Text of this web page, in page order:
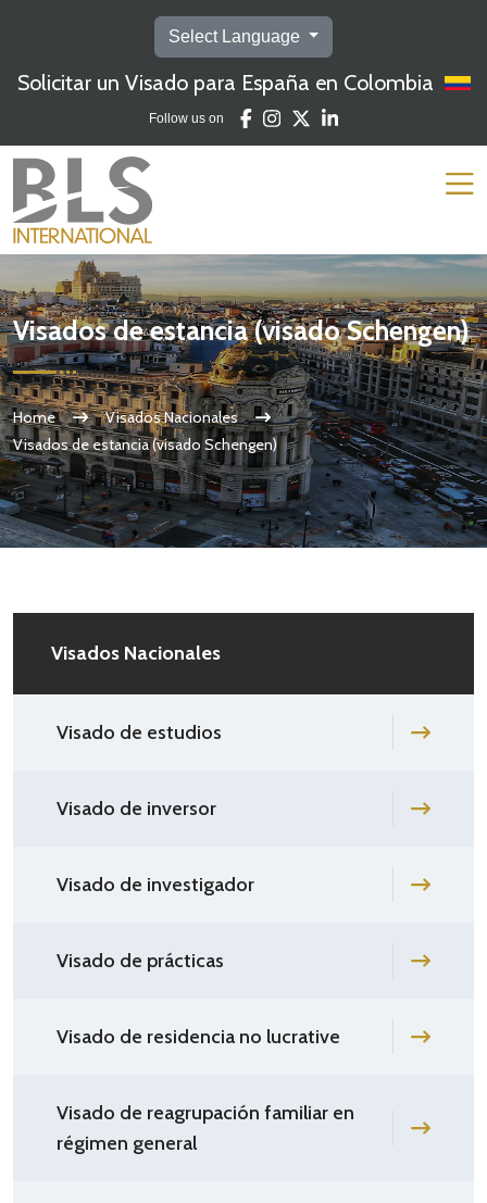
Select Language
Solicitar un Visado para España en Colombia
Follow us on
Visados de estancia (visado Schengen)
Home
Visados Nacionales
Visados de estancia (visado Schengen)
Visados Nacionales
Visado de estudios
Visado de inversor
Visado de investigador
Visado de prácticas
Visado de residencia no lucrative
Visado de reagrupación familiar en
régimen general